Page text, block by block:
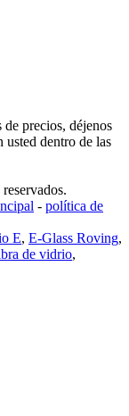
de precios, déjenos
usted dentro de las
- política de
E, E-Glass Roving,
de vidrio,